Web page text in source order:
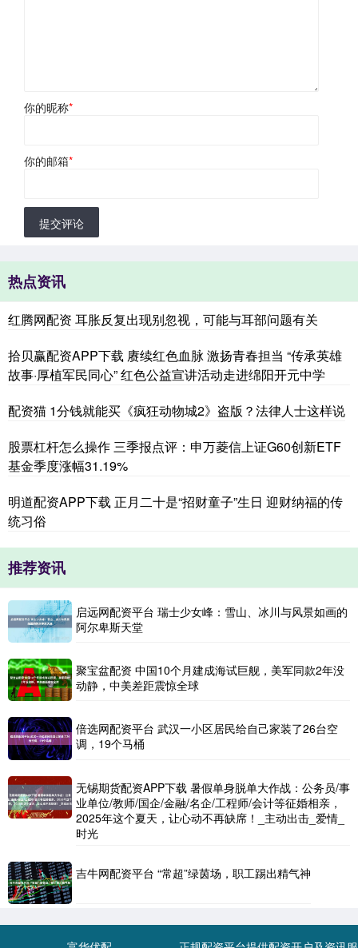
你的昵称*
你的邮箱*
提交评论
热点资讯
红腾网配资 耳胀反复出现别忽视，可能与耳部问题有关
拾贝赢配资APP下载 赓续红色血脉 激扬青春担当 “传承英雄
故事·厚植军民同心” 红色公益宣讲活动走进绵阳开元中学
配资猫 1分钱就能买《疯狂动物城2》盗版？法律人士这样说
股票杠杆怎么操作 三季报点评：申万菱信上证G60创新ETF
基金季度涨幅31.19%
明道配资APP下载 正月二十是“招财童子”生日 迎财纳福的传
统习俗
推荐资讯
启远网配资平台 瑞士少女峰：雪山、冰川与风景如画的
阿尔卑斯天堂
聚宝盆配资 中国10个月建成海试巨舰，美军同款2年没
动静，中美差距震惊全球
倍选网配资平台 武汉一小区居民给自己家装了26台空
调，19个马桶
无锡期货配资APP下载 暑假单身脱单大作战：公务员/事
业单位/教师/国企/金融/名企/工程师/会计等征婚相亲，
2025年这个夏天，让心动不再缺席！_主动出击_爱情_
时光
吉牛网配资平台 “常超”绿茵场，职工踢出精气神